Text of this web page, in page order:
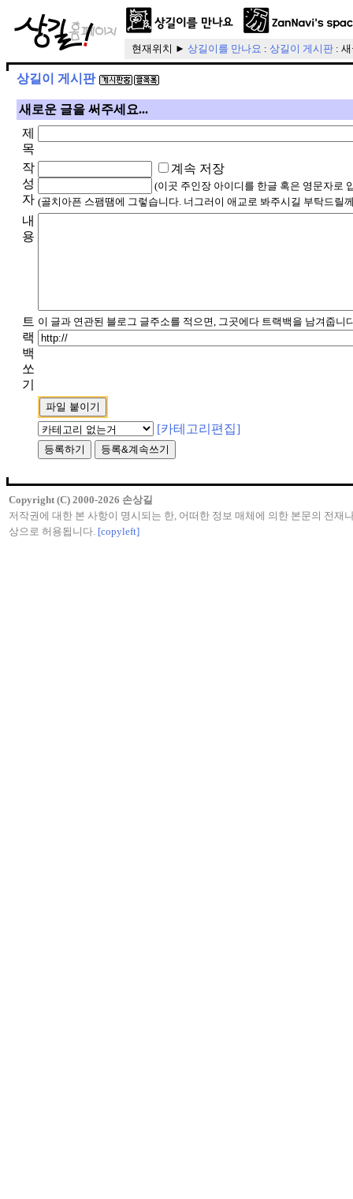
현재위치 ► 상길이를 만나요 : 상길이 게시판 :
상길이 게시판
새로운 글을 써주세요...
제
목
작
성
자
계속 저장
(이곳 주인장 아이디를 한글 혹은 영문자로
(골치아픈 스팸땜에 그렇습니다. 너그러이 애교로 봐주시길 부탁드릴
내
용
트
랙
백
쏘
기
이 글과 연관된 블로그 글주소를 적으면, 그곳에다 트랙백을 남겨줍니
[카테고리편집]
Copyright (C) 2000-2026 손상길
저작권에 대한 본 사항이 명시되는 한, 어떠한 정보 매체에 의한 본문의 전재
상으로 허용됩니다. [copyleft]